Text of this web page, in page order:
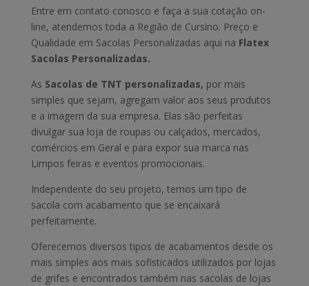
Entre em contato conosco e faça a sua cotação on-
line, atendemos toda a Região de Cursino. Preço e
Qualidade em Sacolas Personalizadas aqui na Flatex
Sacolas Personalizadas.
As Sacolas de TNT personalizadas, por mais
simples que sejam, agregam valor aos seus produtos
e a imagem da sua empresa. Elas são perfeitas
divulgar sua loja de roupas ou calçados, mercados,
comércios em Geral e para expor sua marca nas
Limpos feiras e eventos promocionais.
Independente do seu projeto, temos um tipo de
sacola com acabamento que se encaixará
perfeitamente.
Oferecemos diversos tipos de acabamentos desde os
mais simples aos mais sofisticados utilizados por lojas
de grifes e encontrados também nas sacolas de lojas